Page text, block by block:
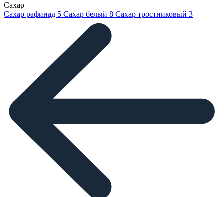
Сахар
Сахар рафинад 5 Сахар белый 8 Сахар тростниковый 3